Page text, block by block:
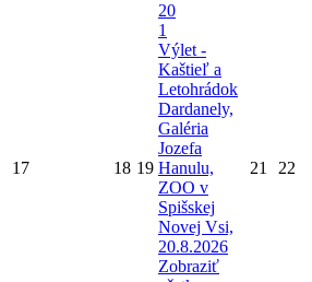
17 18 19
20
1
Výlet -
Kaštieľ a
Letohrádok
Dardanely,
Galéria
Jozefa
Hanulu,
ZOO v
Spišskej
Novej Vsi,
20.8.2026
Zobraziť
21 22